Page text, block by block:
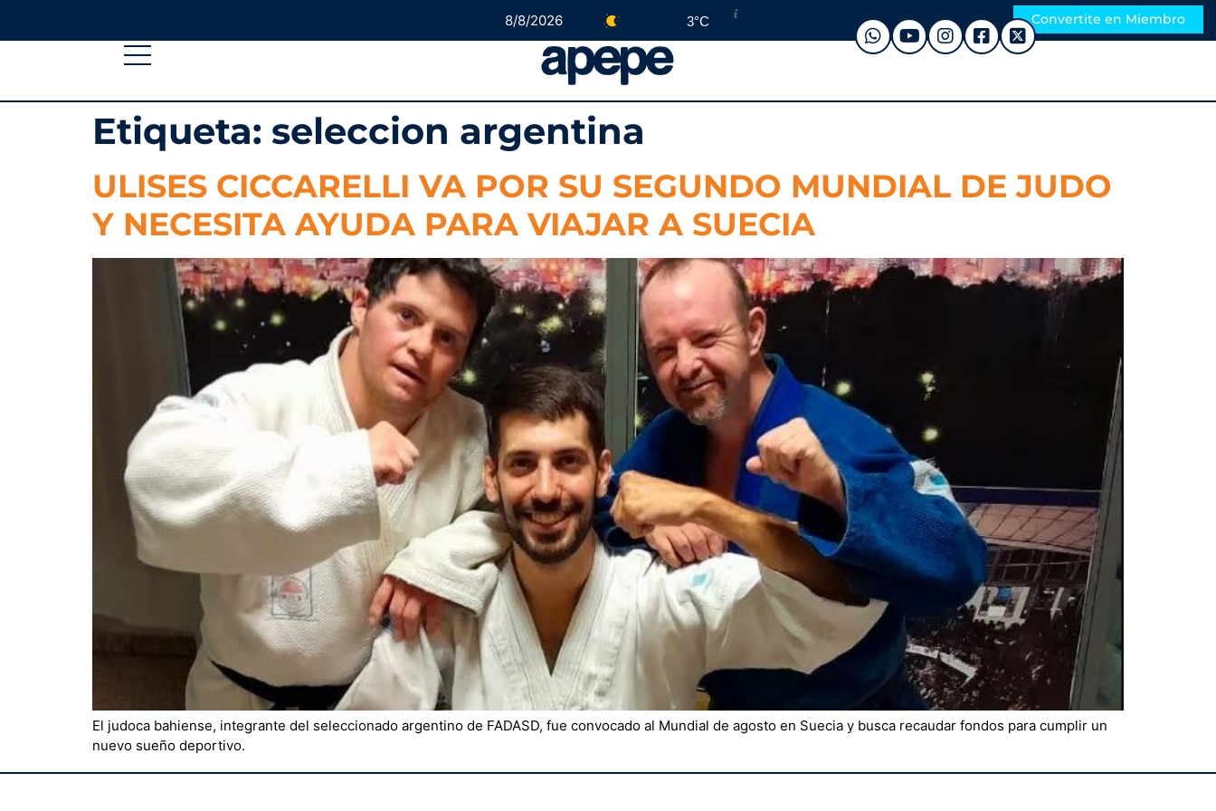
8/8/2026 3°C Convertite en Miembro
Etiqueta: seleccion argentina
ULISES CICCARELLI VA POR SU SEGUNDO MUNDIAL DE JUDO
Y NECESITA AYUDA PARA VIAJAR A SUECIA
El judoca bahiense, integrante del seleccionado argentino de FADASD, fue convocado al Mundial de agosto en Suecia y busca recaudar fondos para cumplir un
nuevo sueño deportivo.